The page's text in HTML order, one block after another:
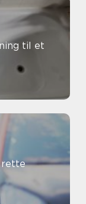
til et
rette